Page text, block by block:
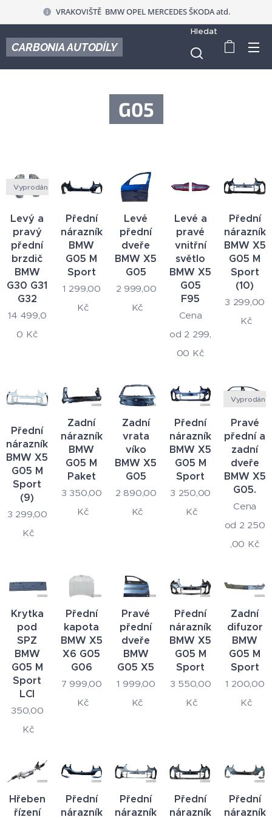
VRAKOVIŠTĚ BMW OPEL MERCEDES ŠKODA atd.
CARBONIA AUTODÍLY
Hledat
G05
Levý a
pravý
přední
brzdič
BMW
G30 G31
G32
Vyprodáno
14 499,0
0 Kč
Přední
nárazník
BMW
G05 M
Sport
1 299,00
Kč
Levé
přední
dveře
BMW X5
G05
2 999,00
Kč
Levé a
pravé
vnitřní
světlo
BMW X5
G05
F95
Cena
od 2 299,
00 Kč
Přední
nárazník
BMW X5
G05 M
Sport
(10)
3 299,00
Kč
Přední
nárazník
BMW X5
G05 M
Sport
(9)
3 299,00
Kč
Zadní
nárazník
BMW
G05 M
Paket
3 350,00
Kč
Zadní
vrata
víko
BMW X5
G05
2 890,00
Kč
Přední
nárazník
BMW X5
G05 M
Sport
3 250,00
Kč
Pravé
přední a
zadní
dveře
BMW X5
G05.
Vyprodáno
Cena
od 2 250
,00 Kč
Krytka
pod
SPZ
BMW
G05 M
Sport
LCI
350,00
Kč
Přední
kapota
BMW X5
X6 G05
G06
7 999,00
Kč
Pravé
přední
dveře
BMW
G05 X5
1 999,00
Kč
Přední
nárazník
BMW X5
G05 M
Sport
3 550,00
Kč
Zadní
difuzor
BMW
G05 M
Sport
1 200,00
Kč
Hřeben
řízení
Přední
nárazník
Přední
nárazník
Přední
nárazník
Přední
nárazník